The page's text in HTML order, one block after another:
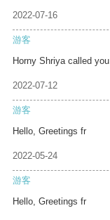
2022-07-16
游客
Horny Shriya called you
2022-07-12
游客
Hello, Greetings fr
2022-05-24
游客
Hello, Greetings fr